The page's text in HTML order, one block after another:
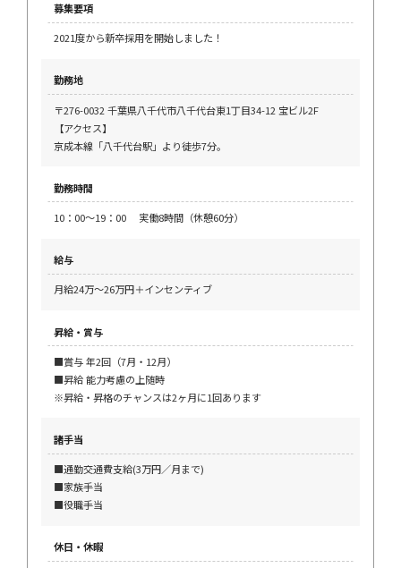
募集要項
2021度から新卒採用を開始しました！
勤務地
〒276-0032 千葉県八千代市八千代台東1丁目34-12 宝ビル2F
【アクセス】
京成本線「八千代台駅」より徒歩7分。
勤務時間
10：00～19：00 実働8時間（休憩60分）
給与
月給24万～26万円＋インセンティブ
昇給・賞与
■賞与 年2回（7月・12月）
■昇給 能力考慮の上随時
※昇給・昇格のチャンスは2ヶ月に1回あります
諸手当
■通勤交通費支給(3万円／月まで)
■家族手当
■役職手当
休日・休暇